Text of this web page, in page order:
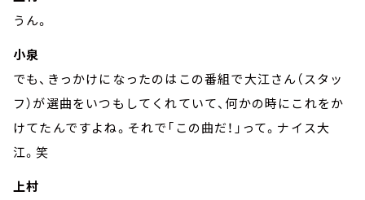
うん。
小泉
でも、きっかけになったのはこの番組で大江さん（スタッ
フ）が選曲をいつもしてくれていて、何かの時にこれをか
けてたんですよね。それで「この曲だ！」って。ナイス大
江。笑
上村